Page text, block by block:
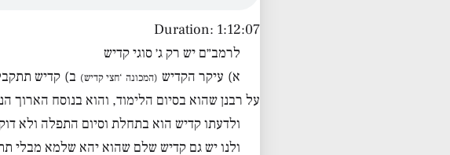
Duration: 1:12:07
לרמב״ם יש רק ג׳ סוגי קדיש
א) עיקר הקדיש (המכונה ‘חצי קדיש) ב) קדיש
על רבנן שהוא בסיום הלימוד, והוא בנוסח הארוך
ולדעתו קדיש הוא בתחלת וסיום התפלה ולא
ולנו יש גם קדיש שלם שהוא יהא שלמא מבלי